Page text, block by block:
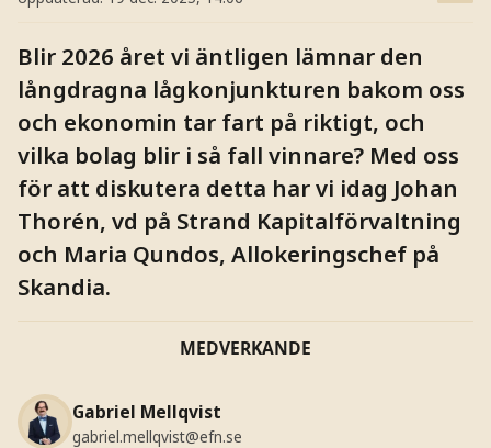
Blir 2026 året vi äntligen lämnar den
långdragna lågkonjunkturen bakom oss
och ekonomin tar fart på riktigt, och
vilka bolag blir i så fall vinnare? Med oss
för att diskutera detta har vi idag Johan
Thorén, vd på Strand Kapitalförvaltning
och Maria Qundos, Allokeringschef på
Skandia.
MEDVERKANDE
Gabriel Mellqvist
gabriel.mellqvist@efn.se